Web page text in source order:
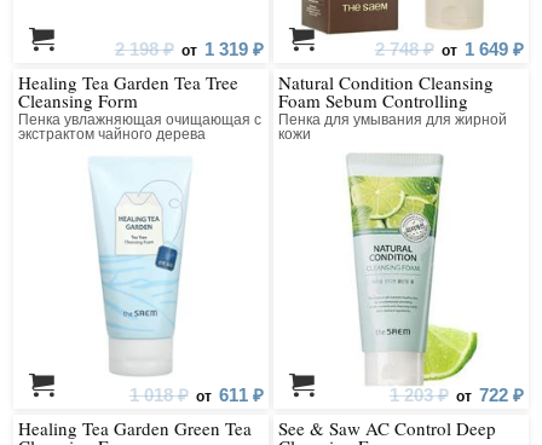
2 198 ₽ от 1 319 ₽ 2 748 ₽ от 1 649 ₽
Healing Tea Garden Tea Tree
Cleansing Form
Пенка увлажняющая очищающая с
экстрактом чайного дерева
1 018 ₽ от 611 ₽
Natural Condition Cleansing
Foam Sebum Controlling
Пенка для умывания для жирной
кожи
1 203 ₽ от 722 ₽
Healing Tea Garden Green Tea See & Saw AC Control Deep